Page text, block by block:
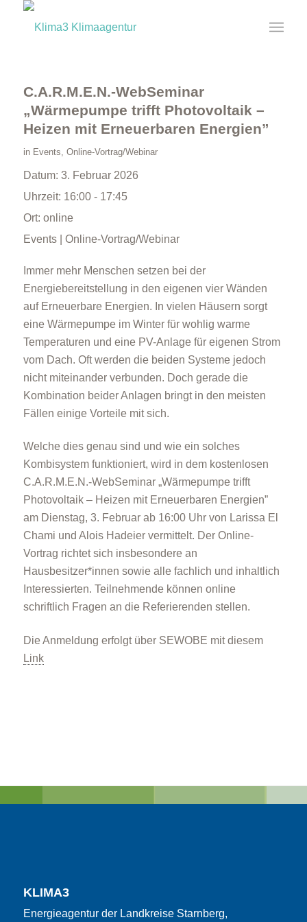
C.A.R.M.E.N.-WebSeminar
„Wärmepumpe trifft Photovoltaik –
Heizen mit Erneuerbaren Energien”
in Events, Online-Vortrag/Webinar
Datum: 3. Februar 2026
Uhrzeit: 16:00 - 17:45
Ort: online
Events | Online-Vortrag/Webinar
Immer mehr Menschen setzen bei der
Energiebereitstellung in den eigenen vier Wänden
auf Erneuerbare Energien. In vielen Häusern sorgt
eine Wärmepumpe im Winter für wohlig warme
Temperaturen und eine PV-Anlage für eigenen Strom
vom Dach. Oft werden die beiden Systeme jedoch
nicht miteinander verbunden. Doch gerade die
Kombination beider Anlagen bringt in den meisten
Fällen einige Vorteile mit sich.
Welche dies genau sind und wie ein solches
Kombisystem funktioniert, wird in dem kostenlosen
C.A.R.M.E.N.-WebSeminar „Wärmepumpe trifft
Photovoltaik – Heizen mit Erneuerbaren Energien”
am Dienstag, 3. Februar ab 16:00 Uhr von Larissa El
Chami und Alois Hadeier vermittelt. Der Online-
Vortrag richtet sich insbesondere an
Hausbesitzer*innen sowie alle fachlich und inhaltlich
Interessierten. Teilnehmende können online
schriftlich Fragen an die Referierenden stellen.
Die Anmeldung erfolgt über SEWOBE mit diesem
Link
KLIMA3
Energieagentur der Landkreise Starnberg,